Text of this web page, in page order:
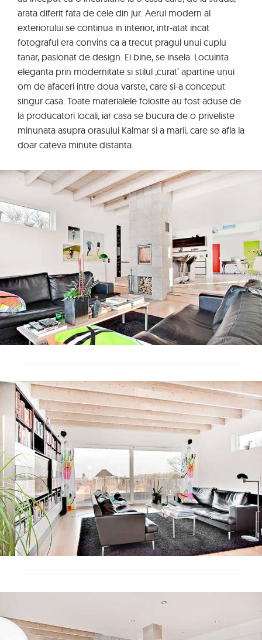
arata diferit fata de cele din jur. Aerul modern al
exteriorului se continua in interior, intr-atat incat
fotograful era convins ca a trecut pragul unui cuplu
tanar, pasionat de design. Ei bine, se insela. Locuinta
eleganta prin modernitate si stilul ‚curat’ apartine unui
om de afaceri intre doua varste, care si-a conceput
singur casa. Toate materialele folosite au fost aduse de
la producatori locali, iar casa se bucura de o priveliste
minunata asupra orasului Kalmar si a marii, care se afla la
doar cateva minute distanta.